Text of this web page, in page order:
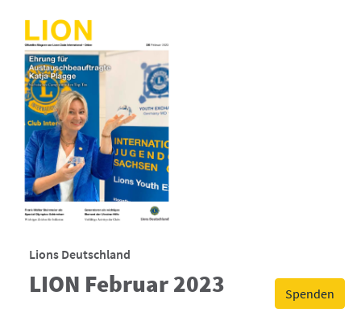
Spenden
Lions Deutschland
LION Februar 2023